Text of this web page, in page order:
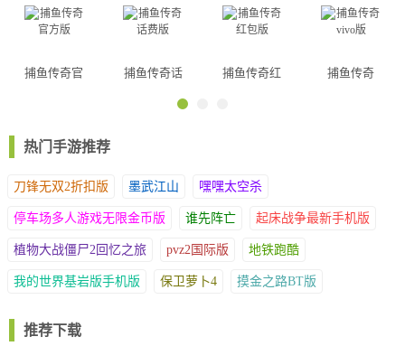
捕鱼传奇官
捕鱼传奇话
捕鱼传奇红
捕鱼传奇
热门手游推荐
刀锋无双2折扣版 墨武江山 嘿嘿太空杀
停车场多人游戏无限金币版 谁先阵亡 起床战争最新手机版
植物大战僵尸2回忆之旅 pvz2国际版 地铁跑酷
我的世界基岩版手机版 保卫萝卜4 摸金之路BT版
推荐下载